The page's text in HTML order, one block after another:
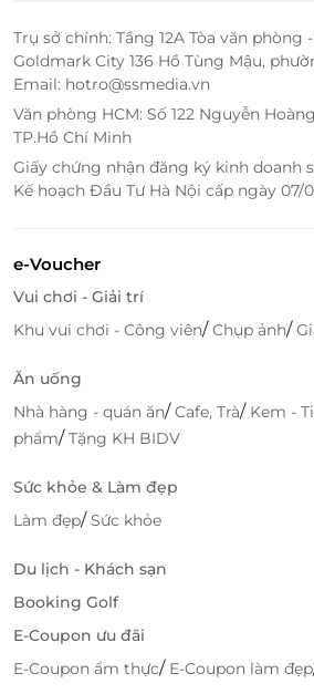
Lý do nên chọn quà tặng
Chất lượng vượt trội: Sản
đảm bảo an toàn và bền đẹp.
Thiết kế tinh tế, sang trọng:
tác phẩm nghệ thuật, mang
Tốt cho sức khỏe: Các sản
không chứa hóa chất độc
Thân thiện với môi trường:
môi trường.
Sự lựa chọn của các doanh
được nhiều tập đoàn, doanh
Trụ sở chính: Tầng 12A Tòa văn phòng
Goldmark City 136 Hồ Tùng Mậu,
Email: hotro@ssmedia.vn
Văn phòng HCM: Số 122 Nguyễn
TP.Hồ Chí Minh
Giấy chứng nhận đăng ký kinh doanh
Kế hoạch Đầu Tư Hà Nội cấp ngày 07/
e-Voucher
Vui chơi - Giải trí
Khu vui chơi - Công viên/Chụp ảnh/
Ăn uống
Nhà hàng - quán ăn/Cafe, Trà/ Kem -
phẩm/Tặng KH BIDV
Sức khỏe & Làm đẹp
Làm đẹp/Sức khỏe
Du lịch - Khách sạn
Booking Golf
E-Coupon ưu đãi
E-Coupon ẩm thực/ E-Coupon làm đẹp